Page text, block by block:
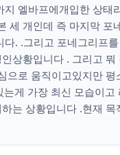
엘바프에개입한 상태
세 개인데 즉 마지막 포
. .그리고 포네그리프
상황입니다 . 그리고 뭐
으로 움직이고있지만 평
게 가장 최신 모습이고
는 상황입니다 .현재 목